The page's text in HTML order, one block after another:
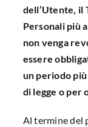
dell’Utente, il
Personali più
non venga
essere
un periodo
di legge o per
Al termine del